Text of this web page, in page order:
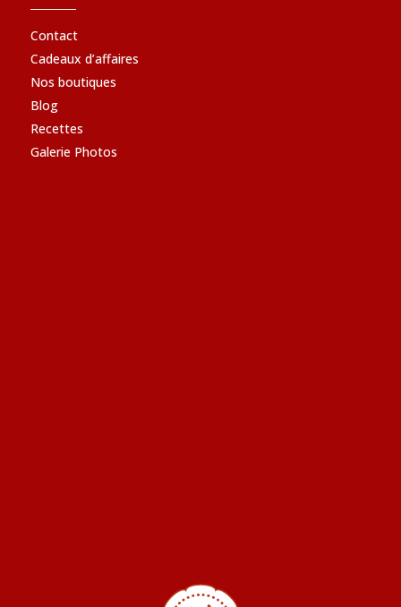
Contact
Cadeaux d’affaires
Nos boutiques
Blog
Recettes
Galerie Photos